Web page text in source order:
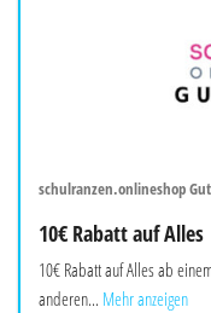
schulranzen.onlineshop
10€ Rabatt auf Alles
10€ Rabatt auf Alles ab
anderen... Mehr anzeigen